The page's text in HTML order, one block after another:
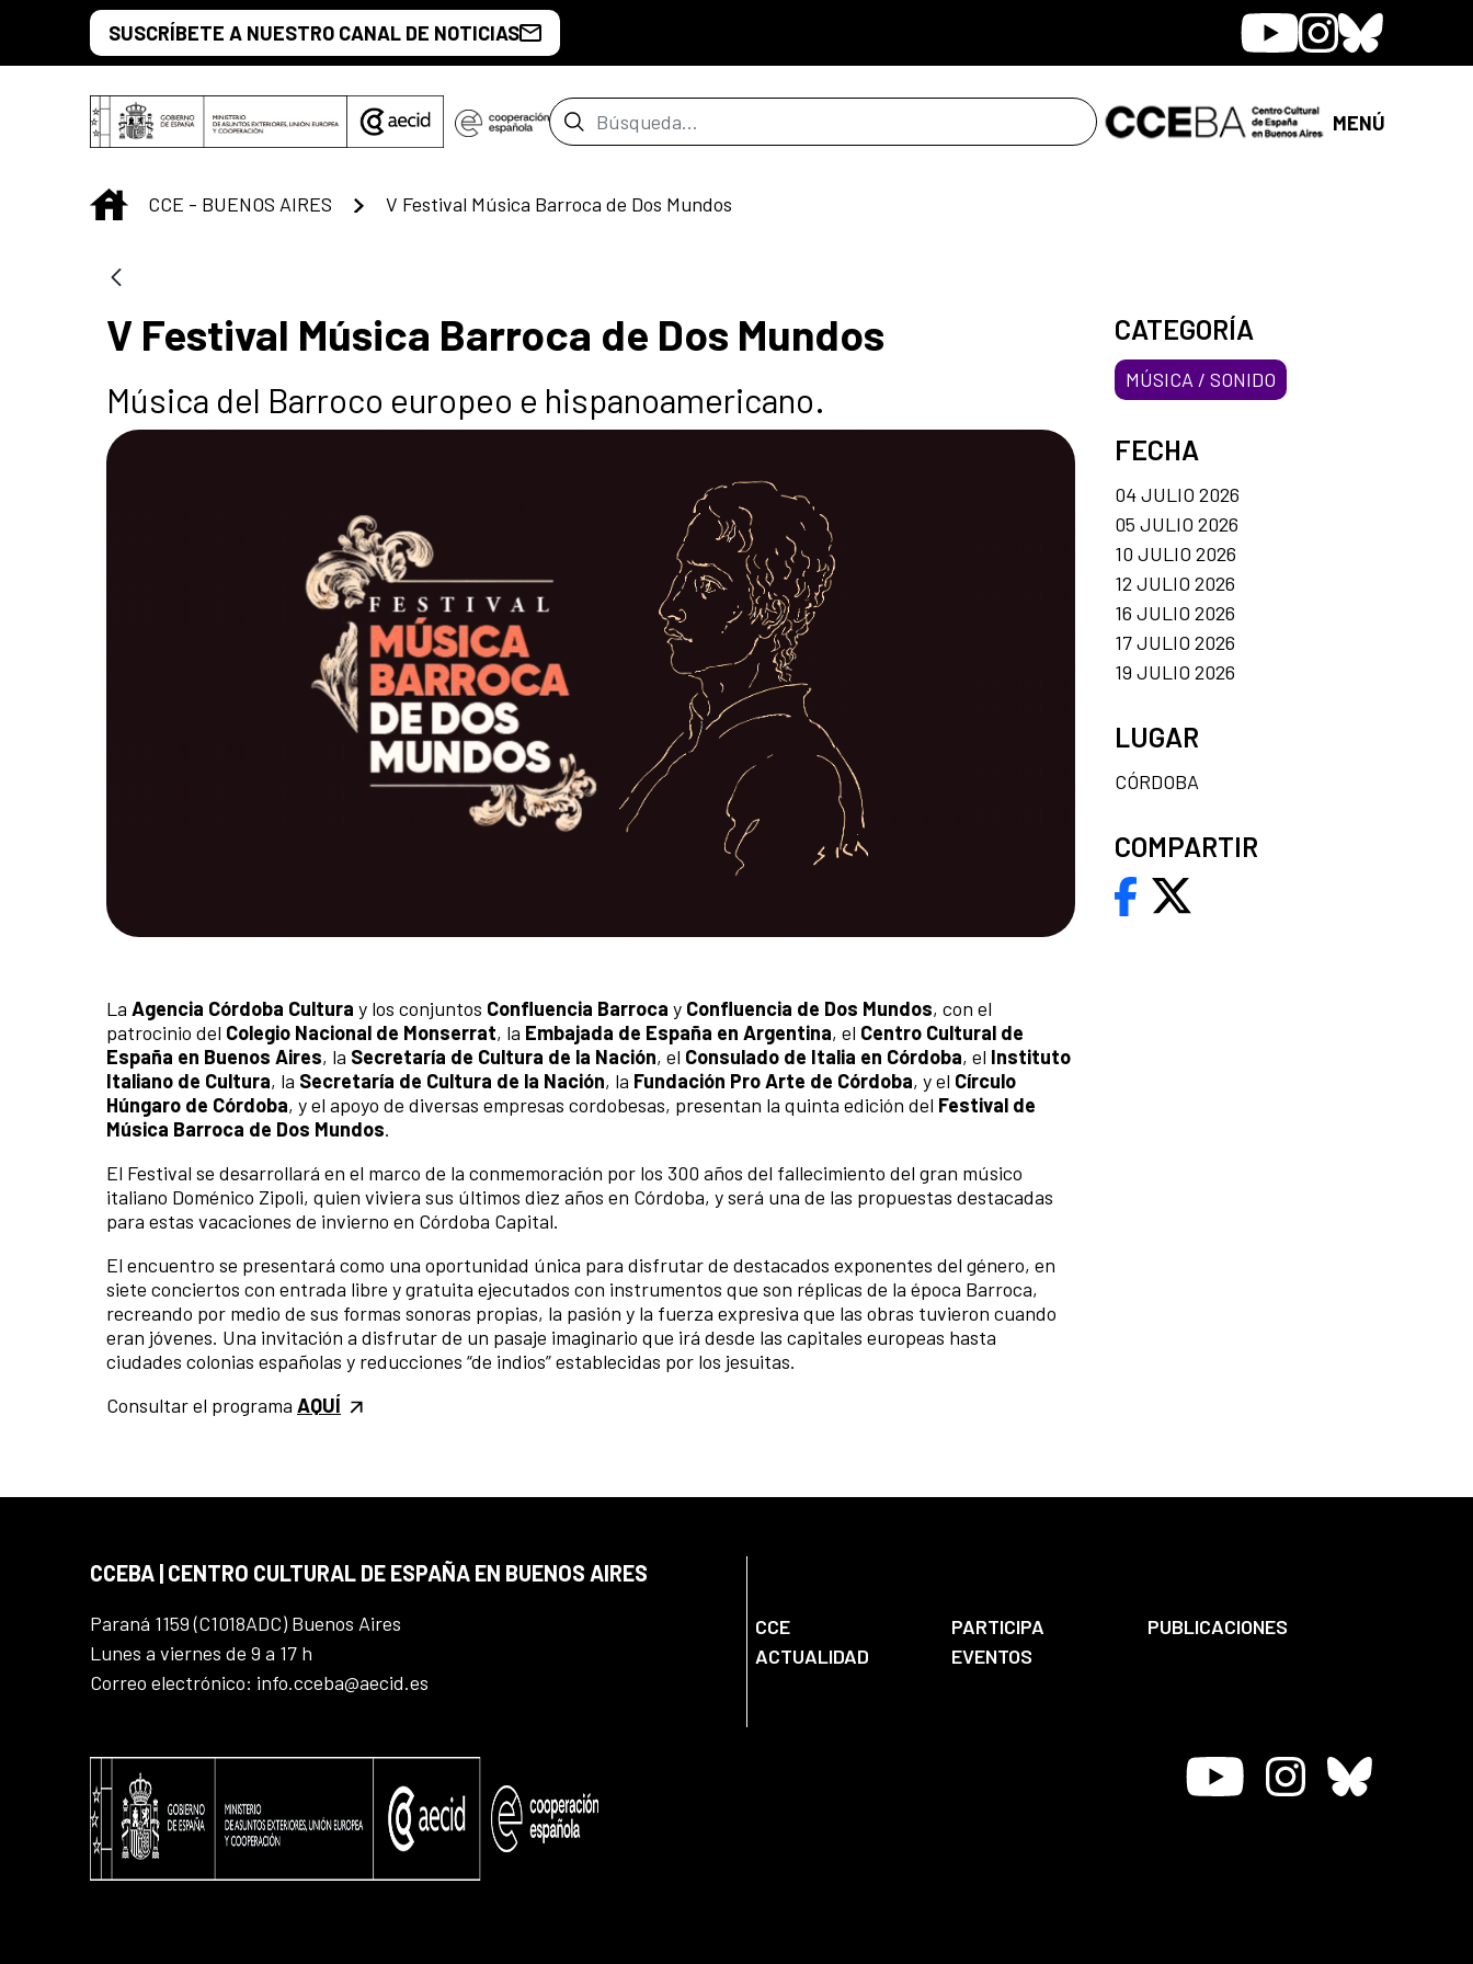
Saltar al contenido principal
SUSCRÍBETE A NUESTRO CANAL DE NOTICIAS YoutubeInstagram
Bluesky
Barra de búsqueda MENÚ
INICIO
CCE - BUENOS AIRES V Festival Música Barroca de Dos Mundos
V Festival Música Barroca de Dos Mundos
Música del Barroco europeo e hispanoamericano.
La Agencia Córdoba Cultura y los conjuntos Confluencia Barroca y Confluencia de Dos Mundos, con el
patrocinio del Colegio Nacional de Monserrat, la Embajada de España en Argentina, el Centro Cultural de
España en Buenos Aires, la Secretaría de Cultura de la Nación, el Consulado de Italia en Córdoba, el Instituto
Italiano de Cultura, la Secretaría de Cultura de la Nación, la Fundación Pro Arte de Córdoba, y el Círculo
Húngaro de Córdoba, y el apoyo de diversas empresas cordobesas, presentan la quinta edición del Festival de
Música Barroca de Dos Mundos.
El Festival se desarrollará en el marco de la conmemoración por los 300 años del fallecimiento del gran músico
italiano Doménico Zipoli, quien viviera sus últimos diez años en Córdoba, y será una de las propuestas destacadas
para estas vacaciones de invierno en Córdoba Capital.
El encuentro se presentará como una oportunidad única para disfrutar de destacados exponentes del género, en
siete conciertos con entrada libre y gratuita ejecutados con instrumentos que son réplicas de la época Barroca,
recreando por medio de sus formas sonoras propias, la pasión y la fuerza expresiva que las obras tuvieron cuando
eran jóvenes. Una invitación a disfrutar de un pasaje imaginario que irá desde las capitales europeas hasta
ciudades colonias españolas y reducciones “de indios” establecidas por los jesuitas.
Consultar el programa AQUÍ
CATEGORÍA
MÚSICA / SONIDO
FECHA
04 JULIO 2026
05 JULIO 2026
10 JULIO 2026
12 JULIO 2026
16 JULIO 2026
17 JULIO 2026
19 JULIO 2026
LUGAR
CÓRDOBA
COMPARTIR
CCEBA | CENTRO CULTURAL DE ESPAÑA EN BUENOS AIRES
Paraná 1159 (C1018ADC) Buenos Aires
Lunes a viernes de 9 a 17 h
Correo electrónico: info.cceba@aecid.es
CCE PARTICIPA
PUBLICACIONES
ACTUALIDAD
EVENTOS
Youtube InstagramBluesky